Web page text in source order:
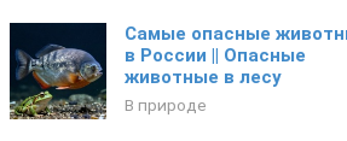
Самые опасные
в России || Опасные
животные в лесу
В природе